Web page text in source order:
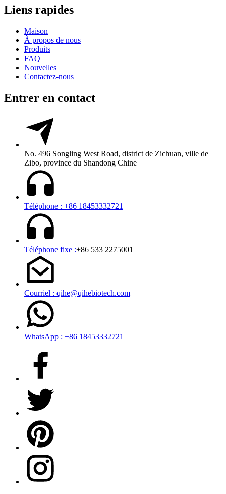
Liens rapides
Maison
À propos de nous
Produits
FAQ
Nouvelles
Contactez-nous
Entrer en contact
No. 496 Songling West Road, district de Zichuan, ville de
Zibo, province du Shandong Chine
Téléphone : +86 18453332721
Téléphone fixe :+86 533 2275001
Courriel : qihe@qihebiotech.com
WhatsApp : +86 18453332721